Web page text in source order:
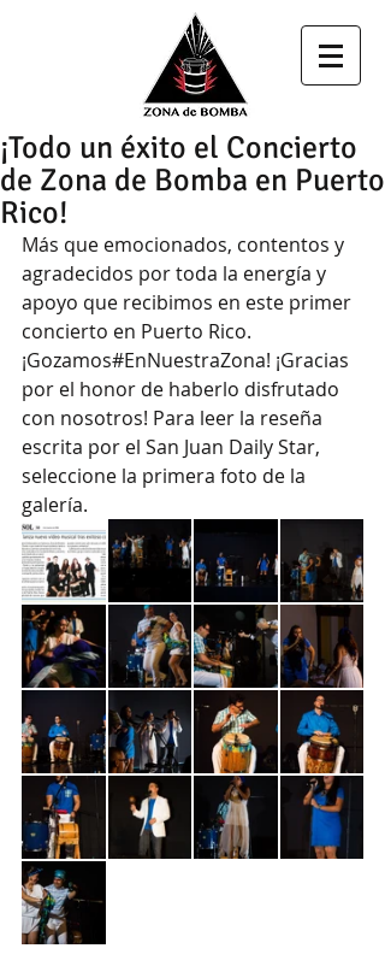
¡Todo un éxito el Concierto
de Zona de Bomba en Puerto
Rico!
Más que emocionados, contentos y
agradecidos por toda la energía y
apoyo que recibimos en este primer
concierto en Puerto Rico.
¡Gozamos‪#‎EnNuestraZona‬! ¡Gracias
por el honor de haberlo disfrutado
con nosotros! Para leer la reseña
escrita por el San Juan Daily Star,
seleccione la primera foto de la
galería.